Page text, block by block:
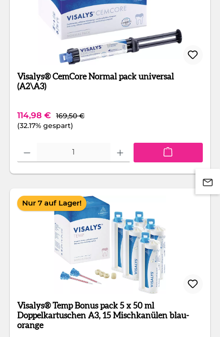
Visalys® CemCore Normal pack universal
(A2\A3)
Verkaufspreis:
114,98 € Regulärer Preis:
169,50 €
(32.17% gespart)
Produkt Anzahl: Gib den gewünschten Wert ein oder benutze die
Nur 7 auf Lager!
Visalys® Temp Bonus pack 5 x 50 ml
Doppelkartuschen A3, 15 Mischkanülen blau-
orange